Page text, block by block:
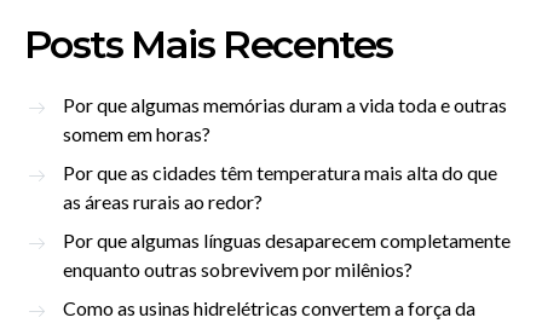
Posts Mais Recentes
Por que algumas memórias duram a vida toda e outras
somem em horas?
Por que as cidades têm temperatura mais alta do que
as áreas rurais ao redor?
Por que algumas línguas desaparecem completamente
enquanto outras sobrevivem por milênios?
Como as usinas hidrelétricas convertem a força da